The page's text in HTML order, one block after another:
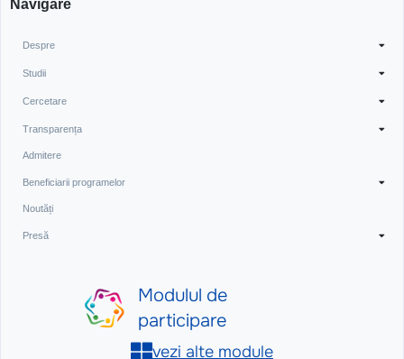
Navigare
Despre
Studii
Cercetare
Transparența
Admitere
Beneficiarii programelor
Noutăți
Presă